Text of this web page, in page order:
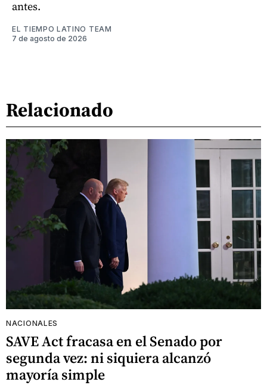
antes.
EL TIEMPO LATINO TEAM
7 de agosto de 2026
Relacionado
NACIONALES
SAVE Act fracasa en el Senado por
segunda vez: ni siquiera alcanzó
mayoría simple